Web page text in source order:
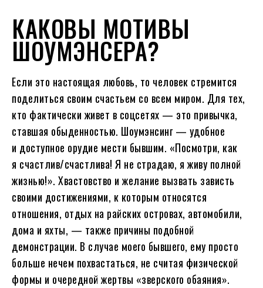
КАКОВЫ МОТИВЫ
ШОУМЭНСЕРА?
Если это настоящая любовь, то человек стремится
поделиться своим счастьем со всем миром. Для тех,
кто фактически живет в соцсетях — это привычка,
ставшая обыденностью. Шоумэнсинг — удобное
и доступное орудие мести бывшим. «Посмотри, как
я счастлив/счастлива! Я не страдаю, я живу полной
жизнью!». Хвастовство и желание вызвать зависть
своими достижениями, к которым относятся
отношения, отдых на райских островах, автомобили,
дома и яхты, — также причины подобной
демонстрации. В случае моего бывшего, ему просто
больше нечем похвастаться, не считая физической
формы и очередной жертвы «зверского обаяния».